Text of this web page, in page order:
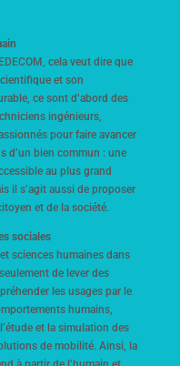
cela veut dire que
et son
ce sont d’abord des
ingénieurs,
pour faire avancer
d’un bien commun : une
au plus grand
il s’agit aussi de proposer
et de la société.
sociales
sciences humaines dans
de lever des
les usages par le
humains,
et la simulation des
de mobilité. Ainsi, la